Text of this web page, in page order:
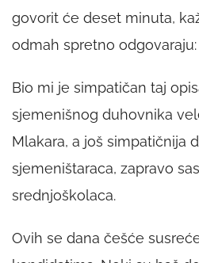
govorit će deset minuta,
odmah spretno
Bio mi je simpatičan taj
sjemenišnog duhovnika
Mlakara, a još simpatičnija
sjemeništaraca, zapravo
srednjoškolaca.
Ovih se dana češće